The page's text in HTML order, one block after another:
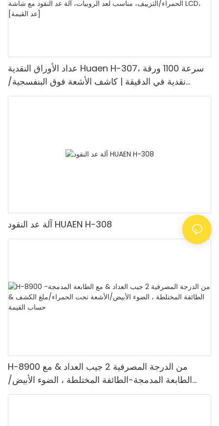
عداد الأوراق النقدية Huaen H-307، سرعة 1100 ورقة
نقدية في الدقيقة | كاشف الأشعة فوق البنفسجية/
المغناطيسية/الأشعة تحت الحمراء/التزييف، مناسب لعد
آلة عد النقود HUAEN H-308
H-8900 من الدرجة المصرفية 2 جيب العداد & مع
الطابعة المدمجة-الطائفة المختلطة ، الضوء الأبيض/
الأشعة تحت الحمراء/ملغ الكشف & حساب القيمة